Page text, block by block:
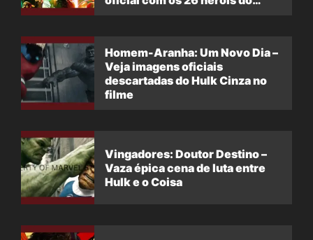
Homem-Aranha: Um Novo Dia –
Veja imagens oficiais
descartadas do Hulk Cinza no
filme
Vingadores: Doutor Destino –
Vaza épica cena de luta entre
Hulk e o Coisa